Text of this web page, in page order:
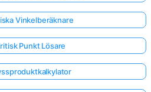
Vinkelberäknare
Punkt Lösare